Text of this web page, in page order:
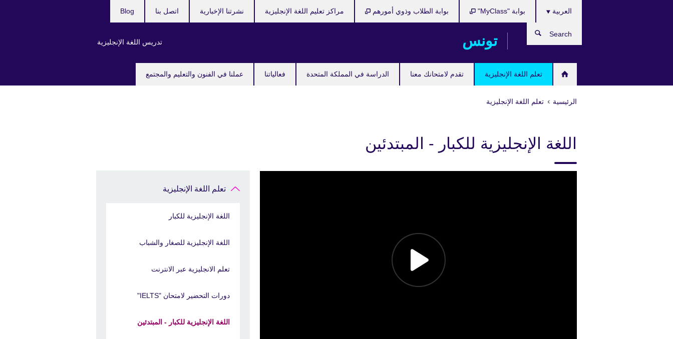
تونس
تعلم اللغة الإنجليزية تقدم لامتحانك معنا الدراسة في المملكة المتحدة فعالياتنا عملنا في الفنون والتعليم والمجتمع
العربية
تدريس اللغة الإنجليزية
بوابة "MyClass" بوابة الطلاب وذوي أمورهم مراكز تعليم اللغة الإنجليزية نشرتنا الإخبارية اتصل بنا Blog
Search
الرئيسية تعلم اللغة الإنجليزية
اللغة الإنجليزية للكبار - المبتدئين
تعلم اللغة الإنجليزية
اللغة الإنجليزية للكبار
اللغة الإنجليزية للصغار والشباب
تعلم الانجليزية عبر الانترنت
دورات التحضير لامتحان "IELTS"
اللغة الإنجليزية للكبار - المبتدئين